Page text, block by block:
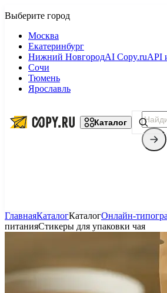
Москва
Екатеринбург
Нижний Новгород
Сочи
Тюмень
Ярославль
AI Copy.ruAPI
Каталог
Копицентр
Оперативная полиграфия
ГлавнаяКаталогКаталогОнлайн-
питанияСтикеры для упаковки чая